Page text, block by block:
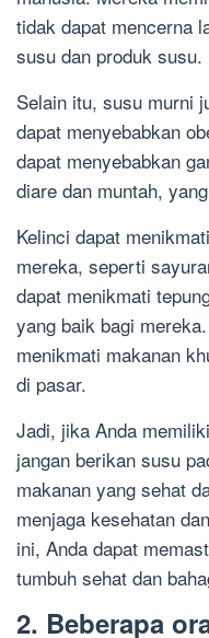
tidak dapat mencerna
susu dan produk susu.
Selain itu, susu murni
dapat menyebabkan
dapat menyebabkan
diare dan muntah,
Kelinci dapat
mereka, seperti
dapat menikmati
yang baik bagi
menikmati makanan
di pasar.
Jadi, jika Anda
jangan berikan susu
makanan yang sehat
menjaga kesehatan
ini, Anda dapat
tumbuh sehat dan
2. Beberapa